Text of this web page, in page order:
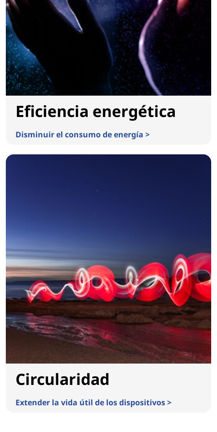
Eficiencia energética
Disminuir el consumo de energía >
Circularidad
Extender la vida útil de los dispositivos >